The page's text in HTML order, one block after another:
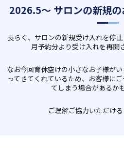
新規イベントの開講「アジリティ教
2026.5～ サロンの新規
長らく、サロンの新規受け入れを停
月予約分より受け入れを再開
なお今回育休空けの小さなお子様が
ってきてくれているため、お客様に
てしまう場合があるか
ご理解ご協力いただける